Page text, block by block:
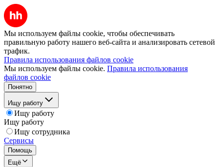
Мы используем файлы cookie, чтобы обеспечивать
правильную работу нашего веб-сайта и анализировать сетевой
трафик.
Правила использования файлов cookie
Мы используем файлы cookie. Правила использования
файлов cookie
Понятно
Ищу работу
Ищу работу
Ищу работу
Ищу сотрудника
Сервисы
Помощь
Ещё